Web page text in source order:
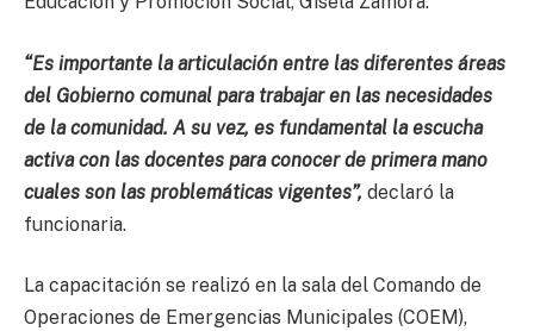
“Es importante la articulación entre las diferentes áreas
del Gobierno comunal para trabajar en las necesidades
de la comunidad. A su vez, es fundamental la escucha
activa con las docentes para conocer de primera mano
cuales son las problemáticas vigentes”, declaró la
funcionaria.
La capacitación se realizó en la sala del Comando de
Operaciones de Emergencias Municipales (COEM),